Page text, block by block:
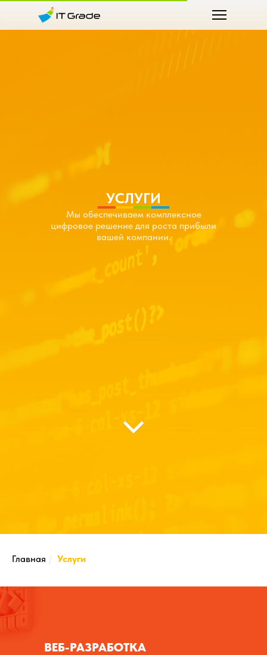
УСЛУГИ
Мы обеспечиваем комплексное
цифровое решение для роста прибыли
вашей компании.
Главная Услуги
ВЕБ-РАЗРАБОТКА